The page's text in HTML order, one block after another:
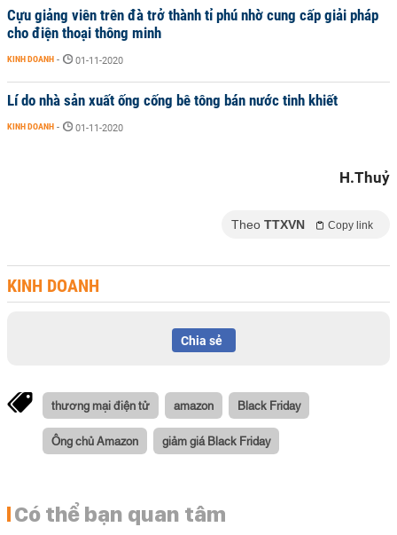
Cựu giảng viên trên đà trở thành tỉ phú nhờ cung cấp giải pháp
cho điện thoại thông minh
KINH DOANH - 01-11-2020
Lí do nhà sản xuất ống cống bê tông bán nước tinh khiết
KINH DOANH - 01-11-2020
H.Thuỷ
Theo TTXVN Copy link
KINH DOANH
Chia sẻ
thương mại điện tử amazon Black Friday
Ông chủ Amazon giảm giá Black Friday
Có thể bạn quan tâm